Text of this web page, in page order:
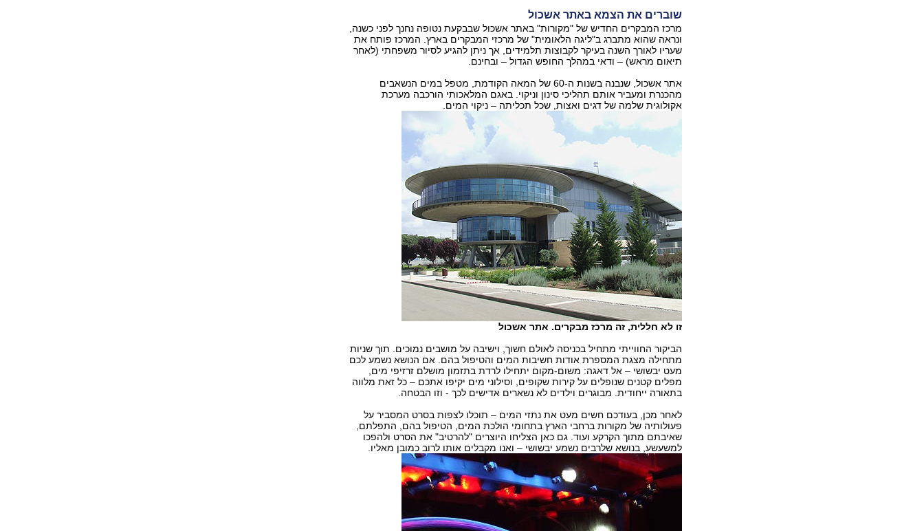
שוברים את הצמא באתר אשכול
מרכז המבקרים החדיש של "מקורות" באתר אשכול שבבקעת נטופה נחנך לפני כשנה,
ונראה שהוא מתברג ב"ליגה הלאומית" של מרכזי המבקרים בארץ. המרכז פותח את
שעריו לאורך השנה בעיקר לקבוצות תלמידים, אך ניתן להגיע לסיור משפחתי (לאחר
תיאום מראש) – ודאי במהלך החופש הגדול – ובחינם.
אתר אשכול, שנבנה בשנות ה-60 של המאה הקודמת, מטפל במים הנשאבים
מהכנרת ומעביר אותם תהליכי סינון וניקוי. באגם המלאכותי הורכבה מערכת
אקולוגית שלמה של דגים ואצות, שכל תכליתה – ניקוי המים.
זו לא חללית, זה מרכז מבקרים. אתר אשכול
הביקור החווייתי מתחיל בכניסה לאולם חשוך, וישיבה על מושבים נמוכים. תוך שניות
מתחילה מצגת המספרת אודות חשיבות המים והטיפול בהם. אם הנושא נשמע לכם
מעט יבשושי – אל דאגה: משום-מקום יתחילו לרדת בתזמון מושלם זרזיפי מים,
מפלים קטנים שנופלים על קירות שקופים, וסילוני מים יקיפו אתכם – כל זאת מלווה
בתאורה ייחודית. מבוגרים וילדים לא נשארים אדישים לכך - וזו הבטחה.
לאחר מכן, בעודכם חשים מעט את נתזי המים – תוכלו לצפות בסרט המסביר על
פעולותיה של מקורות ברחבי הארץ בתחומי הולכת המים, הטיפול בהם, התפלתם,
שאיבתם מתוך הקרקע ועוד. גם כאן הצליחו היוצרים "להרטיב" את הסרט ולהפכו
למשעשע, בנושא שלרבים נשמע יבשושי – ואנו מקבלים אותו לרוב כמובן מאליו.